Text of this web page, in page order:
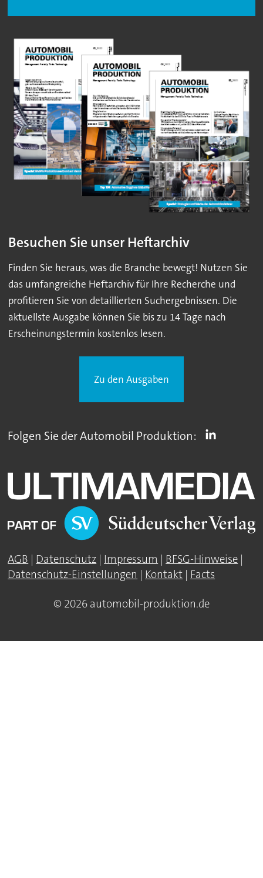
Besuchen Sie unser Heftarchiv
Finden Sie heraus, was die Branche bewegt! Nutzen Sie
das umfangreiche Heftarchiv für Ihre Recherche und
profitieren Sie von detaillierten Suchergebnissen. Die
aktuellste Ausgabe können Sie bis zu 14 Tage nach
Erscheinungstermin kostenlos lesen.
Zu den Ausgaben
Folgen Sie der Automobil Produktion:
AGB | Datenschutz | Impressum | BFSG-Hinweise |
Datenschutz-Einstellungen | Kontakt | Facts
© 2026 automobil-produktion.de